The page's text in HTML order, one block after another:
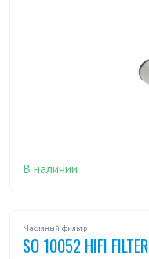
В наличии
Масляный фильтр
SO 10052 HIFI FILTER